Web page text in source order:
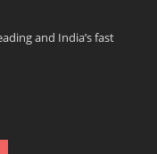
and India’s fast